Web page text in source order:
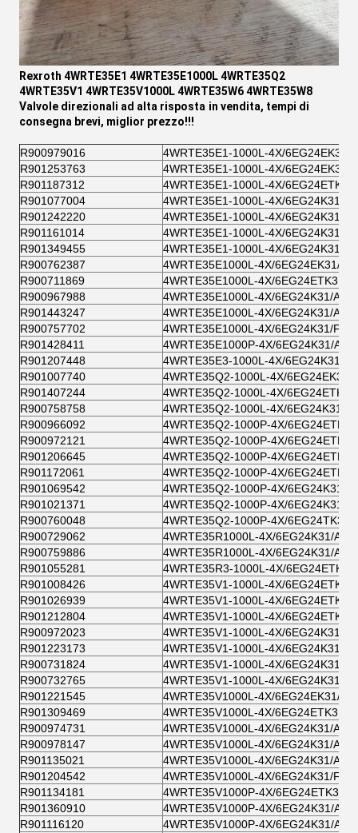
Rexroth 4WRTE35E1 4WRTE35E1000L 4WRTE35Q2
4WRTE35V1 4WRTE35V1000L 4WRTE35W6 4WRTE35W8
Valvole direzionali ad alta risposta in vendita, tempi di
consegna brevi, miglior prezzo!!!
R900979016
4WRTE35E1-1000L-4X/6EG24EK31/
R901253763
4WRTE35E1-1000L-4X/6EG24EK31/
R901187312
4WRTE35E1-1000L-4X/
R901077004
4WRTE35E1-1000L-4X/6EG24K31/
R901242220
4WRTE35E1-1000L-4X/6EG24K31/
R901161014
4WRTE35E1-1000L-4X/6EG24K31/
R901349455
4WRTE35E1-1000L-4X/6EG24K31/
R900762387
4WRTE35E1000L-4X/6EG24EK31/
R900711869
4WRTE35E1000L-4X/6EG24ETK31/
R900967988
4WRTE35E1000L-4X/6EG24K31/A1M
R901443247
4WRTE35E1000L-4X/6EG24K31/
R900757702
4WRTE35E1000L-4X/6EG24K31/F1M
R901428411
4WRTE35E1000P-4X/6EG24K31/A1M
R901207448
4WRTE35E3-1000L-4X/6EG24K31/
R901007740
4WRTE35Q2-1000L-4X/6EG24EK31/
R901407244
4WRTE35Q2-1000L-4X/
R900758758
4WRTE35Q2-1000L-4X/6EG24K31/
R900966092
4WRTE35Q2-1000P-4X/
R900972121
4WRTE35Q2-1000P-4X/
R901206645
4WRTE35Q2-1000P-4X/
R901172061
4WRTE35Q2-1000P-4X/
R901069542
4WRTE35Q2-1000P-4X/6EG24K31/
R901021371
4WRTE35Q2-1000P-4X/6EG24K31/
R900760048
4WRTE35Q2-1000P-4X/6EG24TK31/
R900729062
4WRTE35R1000L-4X/6EG24K31/A1M
R900759886
4WRTE35R1000L-4X/6EG24K31/A5M
R901055281
4WRTE35R3-1000L-4X/
R901008426
4WRTE35V1-1000L-4X/
R901026939
4WRTE35V1-1000L-4X/
R901212804
4WRTE35V1-1000L-4X/
R900972023
4WRTE35V1-1000L-4X/6EG24K31/
R901223173
4WRTE35V1-1000L-4X/6EG24K31/
R900731824
4WRTE35V1-1000L-4X/6EG24K31/
R900732765
4WRTE35V1-1000L-4X/6EG24K31/
R901221545
4WRTE35V1000L-4X/6EG24EK31/
R901309469
4WRTE35V1000L-4X/6EG24ETK31/
R900974731
4WRTE35V1000L-4X/6EG24K31/A1M
R900978147
4WRTE35V1000L-4X/6EG24K31/A5M
R901135021
4WRTE35V1000L-4X/6EG24K31/
R901204542
4WRTE35V1000L-4X/6EG24K31/F1M
R901134181
4WRTE35V1000P-4X/6EG24ETK31/
R901360910
4WRTE35V1000P-4X/6EG24K31/A1M
R901116120
4WRTE35V1000P-4X/6EG24K31/